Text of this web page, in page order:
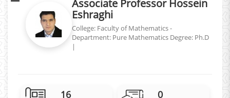
Associate Professor Hossein
Eshraghi
College: Faculty of Mathematics -
Department: Pure Mathematics Degree: Ph.D
|
0
16